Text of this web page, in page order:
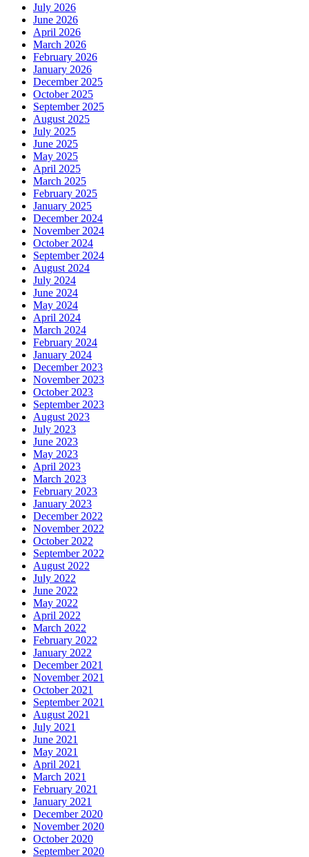
July 2026
June 2026
April 2026
March 2026
February 2026
January 2026
December 2025
October 2025
September 2025
August 2025
July 2025
June 2025
May 2025
April 2025
March 2025
February 2025
January 2025
December 2024
November 2024
October 2024
September 2024
August 2024
July 2024
June 2024
May 2024
April 2024
March 2024
February 2024
January 2024
December 2023
November 2023
October 2023
September 2023
August 2023
July 2023
June 2023
May 2023
April 2023
March 2023
February 2023
January 2023
December 2022
November 2022
October 2022
September 2022
August 2022
July 2022
June 2022
May 2022
April 2022
March 2022
February 2022
January 2022
December 2021
November 2021
October 2021
September 2021
August 2021
July 2021
June 2021
May 2021
April 2021
March 2021
February 2021
January 2021
December 2020
November 2020
October 2020
September 2020